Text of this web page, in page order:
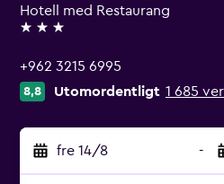
Hotell med Restaurang
3 stjärnor
+962 3215 6995
8,8 Utomordentligt 1 685
fre 14/8 -